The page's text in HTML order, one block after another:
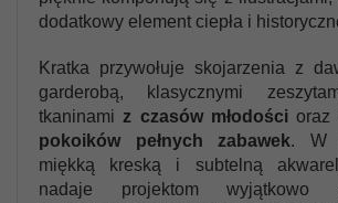
dodatkowy element ciepła i
Kratka przywołuje skojarzenia z
garderobą, klasycznymi
tkaninamiz czasów młodości oraz
pokoików pełnych zabawek. W
miękką kreską i subtelną
nadaje projektom wyjątkowo